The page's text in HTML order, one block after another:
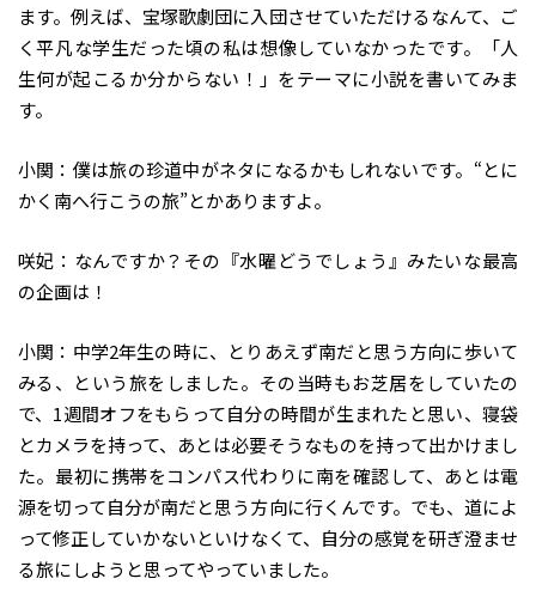
ます。例えば、宝塚歌劇団に入団させていただけるなんて、ご
く平凡な学生だった頃の私は想像していなかったです。「人
生何が起こるか分からない！」をテーマに小説を書いてみま
す。
小関：僕は旅の珍道中がネタになるかもしれないです。“とに
かく南へ行こうの旅”とかありますよ。
咲妃：なんですか？その『水曜どうでしょう』みたいな最高
の企画は！
小関：中学2年生の時に、とりあえず南だと思う方向に歩いて
みる、という旅をしました。その当時もお芝居をしていたの
で、1週間オフをもらって自分の時間が生まれたと思い、寝袋
とカメラを持って、あとは必要そうなものを持って出かけまし
た。最初に携帯をコンパス代わりに南を確認して、あとは電
源を切って自分が南だと思う方向に行くんです。でも、道によ
って修正していかないといけなくて、自分の感覚を研ぎ澄ませ
る旅にしようと思ってやっていました。